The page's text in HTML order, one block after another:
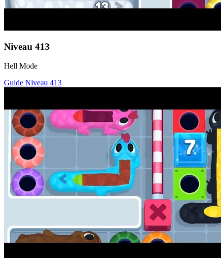
Niveau 413
Hell Mode
Guide Niveau 413